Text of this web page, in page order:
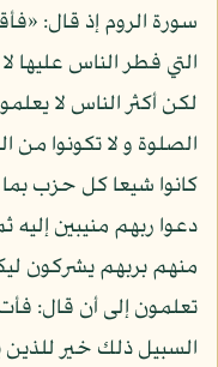
سورة الروم إذ قال:
التي فطر الناس عليها
لكن أكثر الناس لا
الصلوة و لا تكونوا
كانوا شيعا كل حزب
دعوا ربهم منيبين إليه
منهم بربهم يشركون
تعلمون إلى أن قال:
السبيل ذلك خير للذين